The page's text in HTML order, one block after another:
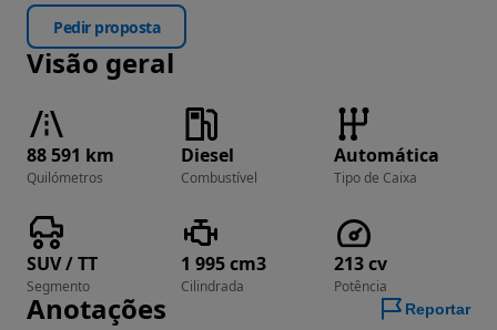
Pedir proposta
Visão geral
88 591 km
Quilómetros
Diesel
Combustível
Automática
Tipo de Caixa
SUV / TT
Segmento
1 995 cm3
Cilindrada
213 cv
Potência
Anotações Reportar